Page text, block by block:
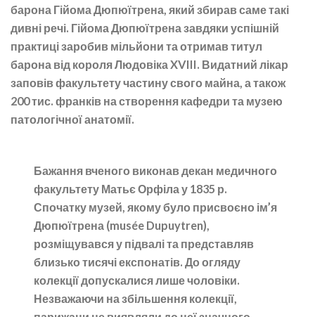
барона Гійома Дюпюїтрена, який збирав саме такі
дивні речі. Гійома Дюпюїтрена завдяки успішній
практиці заробив мільйони та отримав титул
барона від короля Людовіка XVIII. Видатний лікар
заповів факультету частину свого майна, а також
200 тис. франків на створення кафедри та музею
патологічної анатомії.
Бажання вченого виконав декан медичного
факультету Матьє Орфіла у 1835 р.
Спочатку музей, якому було присвоєно ім’я
Дюпюїтрена (musée Dupuytren),
розміщувався у підвалі та представляв
близько тисячі експонатів. До огляду
колекції допускалися лише чоловіки.
Незважаючи на збільшення колекції,